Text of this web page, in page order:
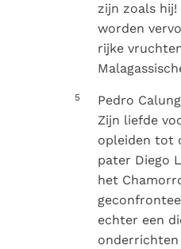
zijn zoals hij!
worden
rijke
5
Pedro
Zijn liefde
opleiden tot
pater Diego
het
echter een
onderrichten